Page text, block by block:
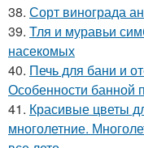
38. Сорт винограда
39. Тля и муравьи
насекомых
40. Печь для бани и
Особенности банной
41. Красивые цветы
многолетние.